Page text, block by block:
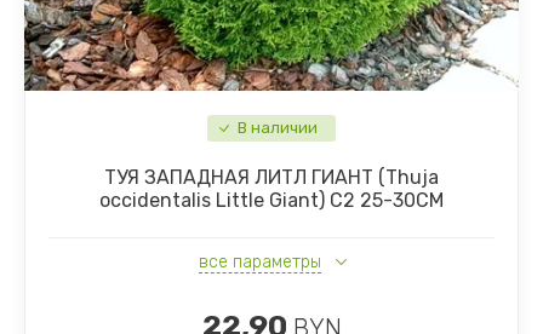
В наличии
ТУЯ ЗАПАДНАЯ ЛИТЛ ГИАНТ (Thuja
occidentalis Little Giant) С2 25-30СМ
все параметры
22,90 BYN